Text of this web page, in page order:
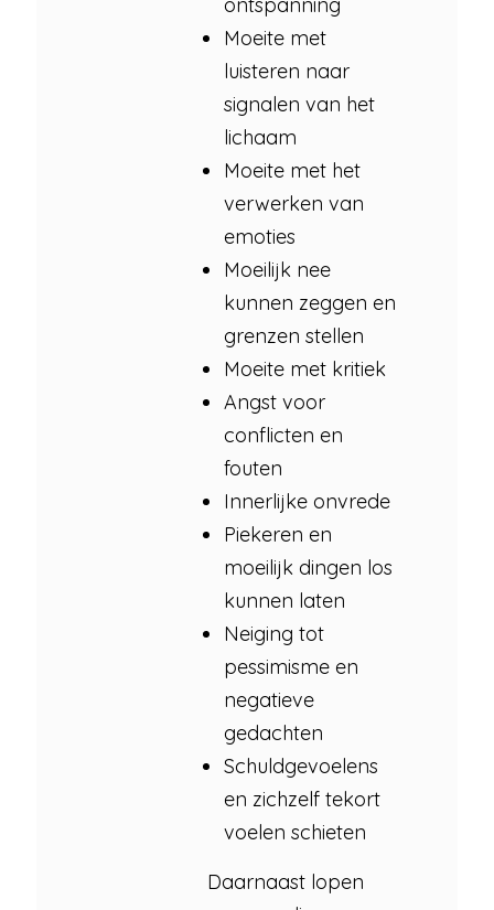
Moeite met
luisteren naar
signalen van het
lichaam
Moeite met het
verwerken van
emoties
Moeilijk nee
kunnen zeggen en
grenzen stellen
Moeite met kritiek
Angst voor
conflicten en
fouten
Innerlijke onvrede
Piekeren en
moeilijk dingen los
kunnen laten
Neiging tot
pessimisme en
negatieve
gedachten
Schuldgevoelens
en zichzelf tekort
voelen schieten
Daarnaast lopen